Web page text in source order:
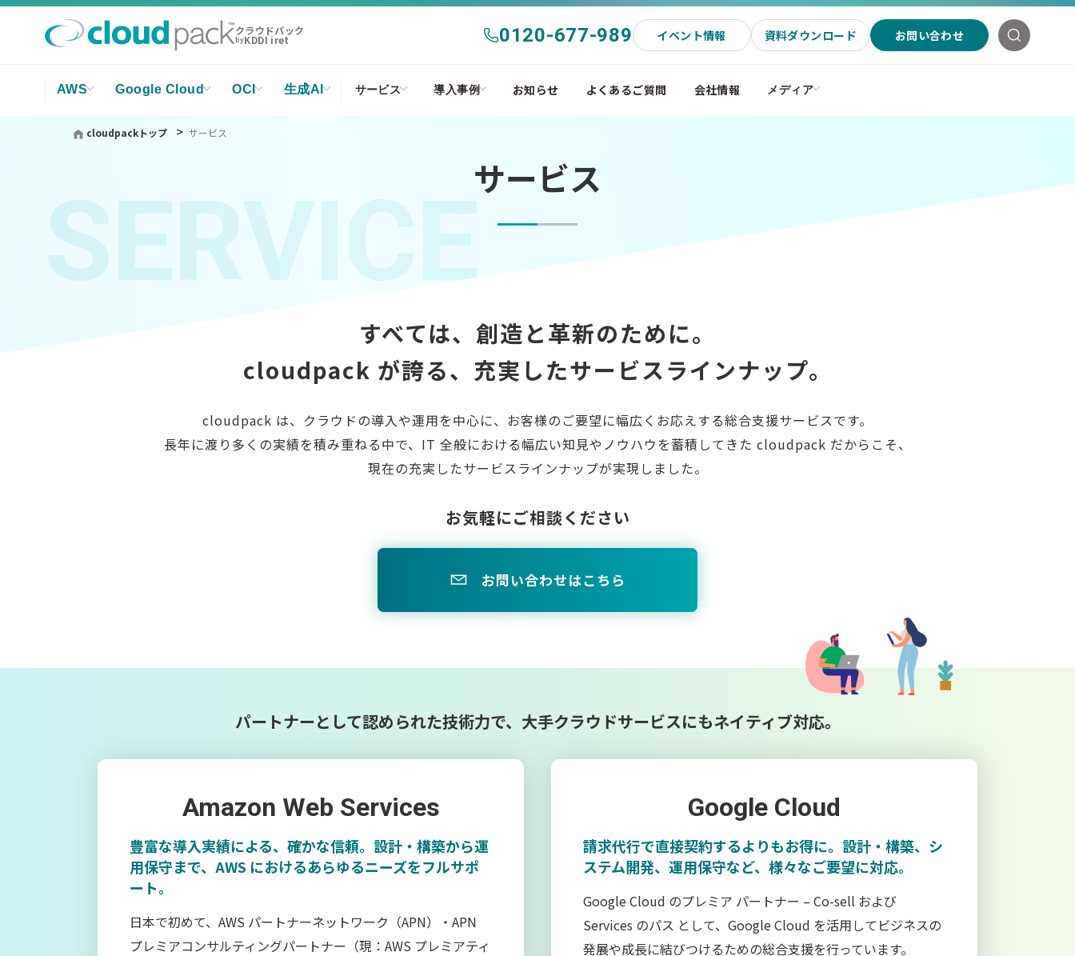
クラウドパック
byKDDI iret 0120-677-989 イベント情報 資料ダウンロード お問い合わせ
AWS Google Cloud OCI 生成AI サービス 導入事例 お知らせ よくあるご質問 会社情報 メディア
cloudpackトップ サービス
サービス
SERVICE
すべては、創造と革新のために。
cloudpack が誇る、 充実したサービスラインナップ。
cloudpack は、クラウドの導入や運用を中心に、お客様のご要望に幅広くお応えする総合支援サービスです。
長年に渡り多くの実績を積み重ねる中で、IT 全般における幅広い知見やノウハウを蓄積してきた cloudpack だからこそ、
現在の充実したサービスラインナップが実現しました。
お気軽にご相談ください
お問い合わせはこちら
パートナーとして認められた技術力で、 大手クラウドサービスにもネイティブ対応。
Amazon Web Services
豊富な導入実績による、確かな信頼。設計・構築から運
用保守まで、AWS におけるあらゆるニーズをフルサポ
ート。
日本で初めて、AWS パートナーネットワーク（APN）・APN
プレミアコンサルティングパートナー（現：AWS プレミアティ
Google Cloud
請求代行で直接契約するよりもお得に。設計・構築、シ
ステム開発、運用保守など、様々なご要望に対応。
Google Cloud のプレミア パートナー – Co-sell および
Services のパス として、Google Cloud を活用してビジネスの
発展や成長に結びつけるための総合支援を行っています。